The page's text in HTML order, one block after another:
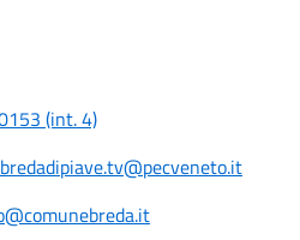
(int. 4)